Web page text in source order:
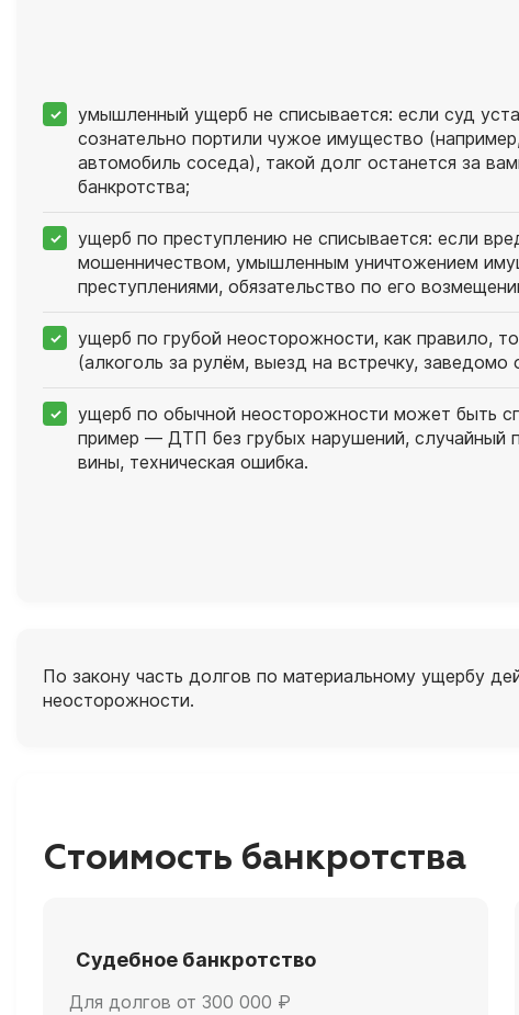
умышленный ущерб не списывается: если суд
сознательно портили чужое имущество
автомобиль соседа), такой долг останется за
банкротства;
ущерб по преступлению не списывается: если
мошенничеством, умышленным уничтожением
преступлениями, обязательство по его
ущерб по грубой неосторожности, как правило,
(алкоголь за рулём, выезд на встречку, заведомо
ущерб по обычной неосторожности может быть
пример — ДТП без грубых нарушений, случайный
вины, техническая ошибка.
По закону часть долгов по материальному ущербу
неосторожности.
Стоимость банкротства
Судебное банкротство
Для долгов от 300 000 ₽